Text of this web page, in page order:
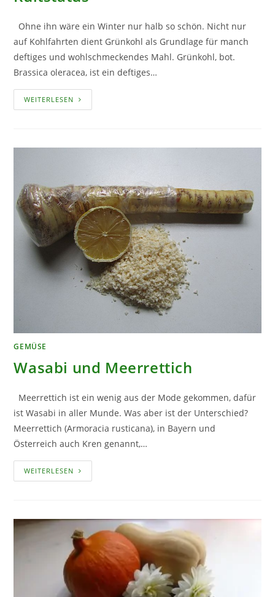
Ohne ihn wäre ein Winter nur halb so schön. Nicht nur
auf Kohlfahrten dient Grünkohl als Grundlage für manch
deftiges und wohlschmeckendes Mahl. Grünkohl, bot.
Brassica oleracea, ist ein deftiges…
WEITERLESEN GRÜNKOHL
–
GEMÜSE
Wasabi und Meerrettich
Meerrettich ist ein wenig aus der Mode gekommen, dafür
ist Wasabi in aller Munde. Was aber ist der Unterschied?
Meerrettich (Armoracia rusticana), in Bayern und
Österreich auch Kren genannt,…
WEITERLESEN WASABI
UND